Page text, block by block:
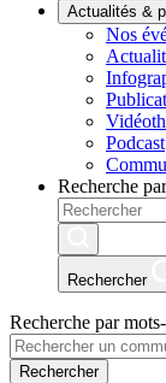
Actualités &
Nos
Podcast
Recherche
Rechercher
Recherche par
Rechercher